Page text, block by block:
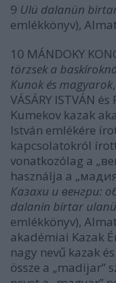
9 Ulü dalanün
emlékkönyv),
10 MÁNDOKY
törzsek a
Kunok és magyarok
VÁSÁRY ISTVÁN
Kumekov kazak
István emlékére
kapcsolatokról
vonatkozólag a
használja a
Казахи и венгри:
dalanin birtar ulanü
emlékkönyv),
akadémiai Kazak
nagy nevű kazak
össze a „madijar”